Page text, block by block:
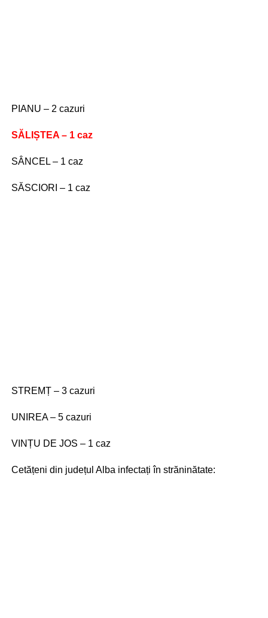
PIANU – 2 cazuri
SĂLIȘTEA – 1 caz
SÂNCEL – 1 caz
SĂSCIORI – 1 caz
STREMȚ – 3 cazuri
UNIREA – 5 cazuri
VINȚU DE JOS – 1 caz
Cetățeni din județul Alba infectați în străninătate: